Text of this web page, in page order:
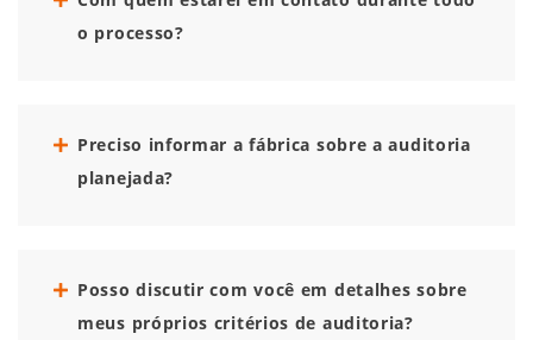
o processo?
Preciso informar a fábrica sobre a auditoria
planejada?
Posso discutir com você em detalhes sobre
meus próprios critérios de auditoria?